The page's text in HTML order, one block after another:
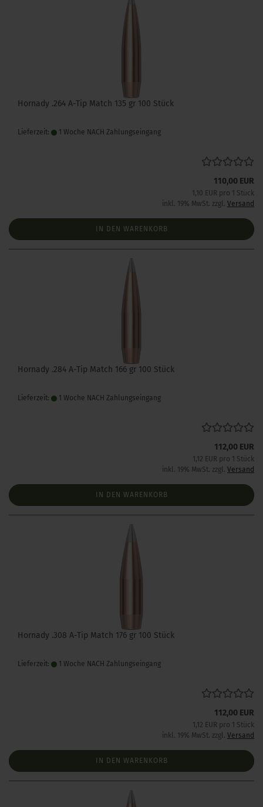
Hornady .264 A-Tip Match 135 gr 100 Stück
Lieferzeit: 1 Woche NACH Zahlungseingang
110,00 EUR
1,10 EUR pro 1 Stück
inkl. 19% MwSt. zzgl. Versand
IN DEN WARENKORB
Hornady .284 A-Tip Match 166 gr 100 Stück
Lieferzeit: 1 Woche NACH Zahlungseingang
112,00 EUR
1,12 EUR pro 1 Stück
inkl. 19% MwSt. zzgl. Versand
IN DEN WARENKORB
Hornady .308 A-Tip Match 176 gr 100 Stück
Lieferzeit: 1 Woche NACH Zahlungseingang
112,00 EUR
1,12 EUR pro 1 Stück
inkl. 19% MwSt. zzgl. Versand
IN DEN WARENKORB